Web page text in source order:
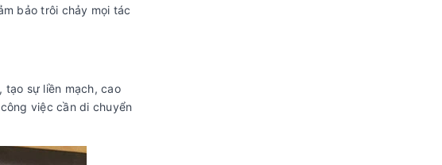
bảo trôi chảy mọi tác
tạo sự liền mạch, cao
việc cần di chuyển